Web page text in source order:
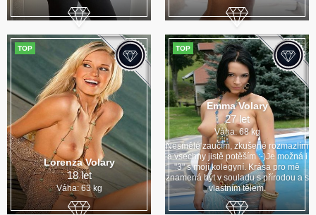
TOP
Lorenza Volary
18 let
Váha: 63 kg
TOP
Emma Volary
27 let
Váha: 68 kg
Nesmělé zaučím, zkušené rozmazlím
a vsechny jistě potěším :-)Je možná i
"3" s mojí kolegyní. Krása pro mě
znamená být v souladu s přírodou a s
vlastním tělem.